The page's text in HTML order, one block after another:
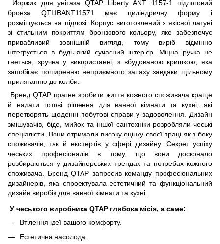
Йоржик для унітаза QTAP Liberty ANT 1157-1 підлоговий
бронза QTLIBANT11571 має циліндричну форму і
розміщується на підлозі. Корпус виготовлений з якісної латуні
зі стильним покриттям бронзового кольору, яке забезпечує
привабливий зовнішній вигляд, тому виріб відмінно
інтегрується в будь-який сучасний інтер‘єр. Міцна ручка не
гнеться, зручна у використанні, з вбудованою кришкою, яка
запобігає поширенню неприємного запаху завдяки щільному
приляганню до колби.
Бренд QTAP прагне зробити життя кожного споживача краще
й надати готові рішення для ванної кімнати та кухні, які
перетворять щоденні побутові справи у задоволення. Дизайн
змішувачів, біде, мийок та іншої сантехніки розробляли чеські
спеціалісти. Вони отримали високу оцінку своєї праці як з боку
споживачів, так й експертів у сфері дизайну. Секрет успіху
чеських професіоналів в тому, що вони досконало
розбираються у дизайнерських трендах та потребах кожного
споживача. Бренд QTAP запросив команду професіональних
дизайнерів, яка спроектувала естетичний та функціональний
дизайн виробів для ванної кімнати та кухні.
У чеського виробника QTAP глибока місія, а саме:
Втілення ідеї вашого комфорту.
Естетична насолода.